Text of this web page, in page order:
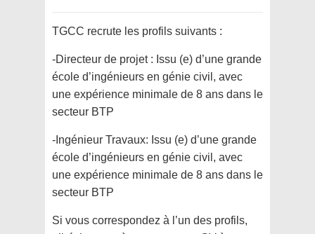
TGCC recrute les profils suivants :
-Directeur de projet : Issu (e) d’une grande
école d’ingénieurs en génie civil, avec
une expérience minimale de 8 ans dans le
secteur BTP
-Ingénieur Travaux: Issu (e) d’une grande
école d’ingénieurs en génie civil, avec
une expérience minimale de 8 ans dans le
secteur BTP
Si vous correspondez à l’un des profils,